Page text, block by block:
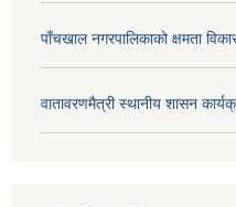
पाँचखाल नगरपालिकाको क्षमता
वातावरणमैत्री स्थानीय शासन